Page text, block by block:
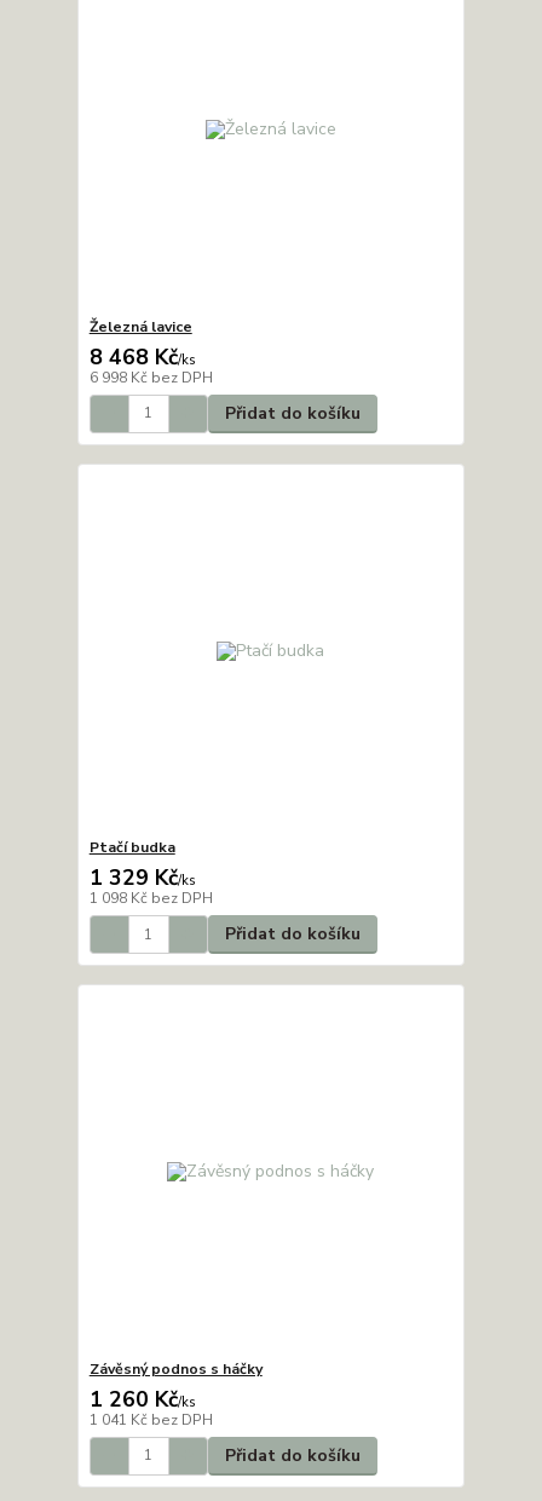
Železná lavice
8 468 Kč/ks
6 998 Kč bez DPH
Přidat do košíku
Ptačí budka
1 329 Kč/ks
1 098 Kč bez DPH
Přidat do košíku
Závěsný podnos s háčky
1 260 Kč/ks
1 041 Kč bez DPH
Přidat do košíku